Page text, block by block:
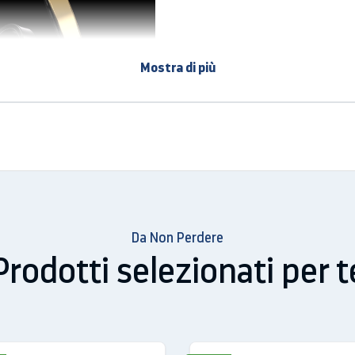
Mostra di più
Da Non Perdere
selezionati per